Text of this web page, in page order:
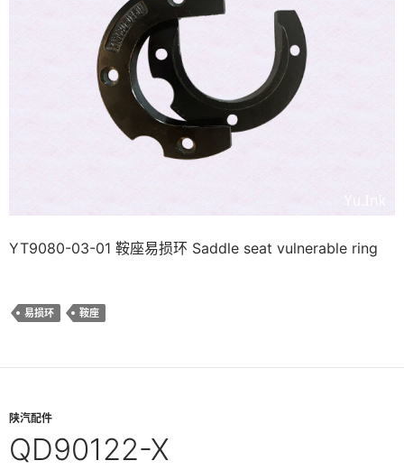
YT9080-03-01 鞍座易损环 Saddle seat vulnerable ring
易损环 鞍座
陕汽配件
QD90122-X